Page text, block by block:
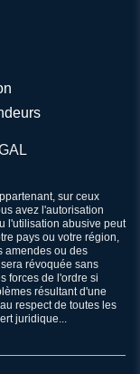
sur ceux
avez l'autorisation
l'utilisation abusive peut
pays ou votre région,
amendes ou des
révoquée sans
forces de l'ordre si
résultant d'une
respect de toutes les
juridique...